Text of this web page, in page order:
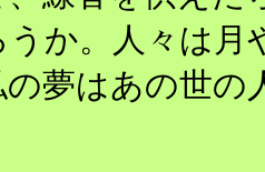
うか。人々は月
の夢はあの世の